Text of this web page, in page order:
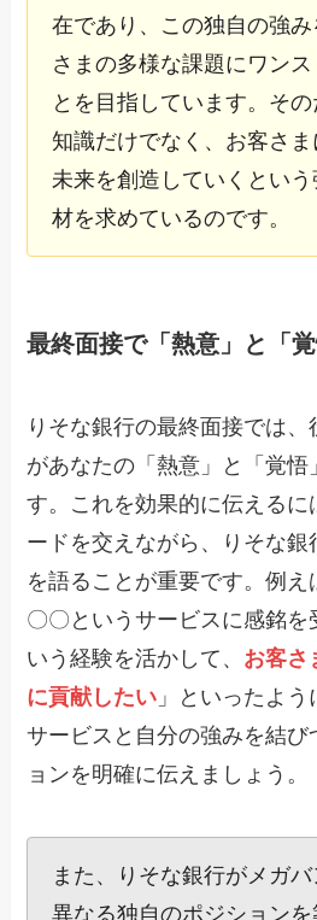
在であり、この独自の強
さまの多様な課題にワン
とを目指しています。そ
知識だけでなく、お客さ
未来を創造していくとい
材を求めているのです。
最終面接で「熱意」と「
りそな銀行の最終面接では
があなたの「熱意」と「覚悟
す。これを効果的に伝えるに
ードを交えながら、りそな
を語ることが重要です。例
〇〇というサービスに感銘を
いう経験を活かして、 お客さ
に貢献したい 」といったよ
サービスと自分の強みを結び
ョンを明確に伝えましょう。
また、りそな銀行がメガ
異なる独自のポジション